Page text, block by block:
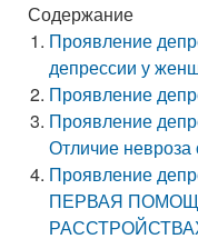
Содержание
Проявление
депрессии у
Проявление
Проявление
Отличие невроза
Проявление
ПЕРВАЯ